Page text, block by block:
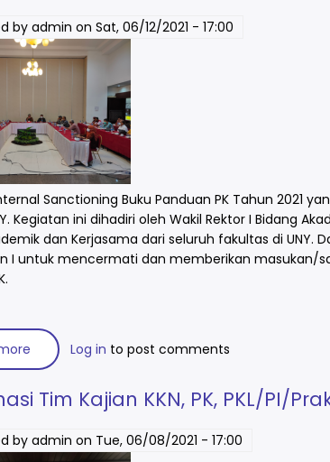
by admin on Sat, 06/12/2021 - 17:00
Sanctioning Buku Panduan PK Tahun 2021
Kegiatan ini dihadiri oleh Wakil Rektor I Bidang
dan Kerjasama dari seluruh fakultas di
I untuk mencermati dan memberikan masukan/
about
Internal
Sanctioning
Buku
Panduan
2021
Log in to post comments
Tim Kajian KKN, PK, PKL/PI/
by admin on Tue, 06/08/2021 - 17:00